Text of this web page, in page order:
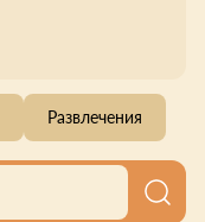
Развлечения